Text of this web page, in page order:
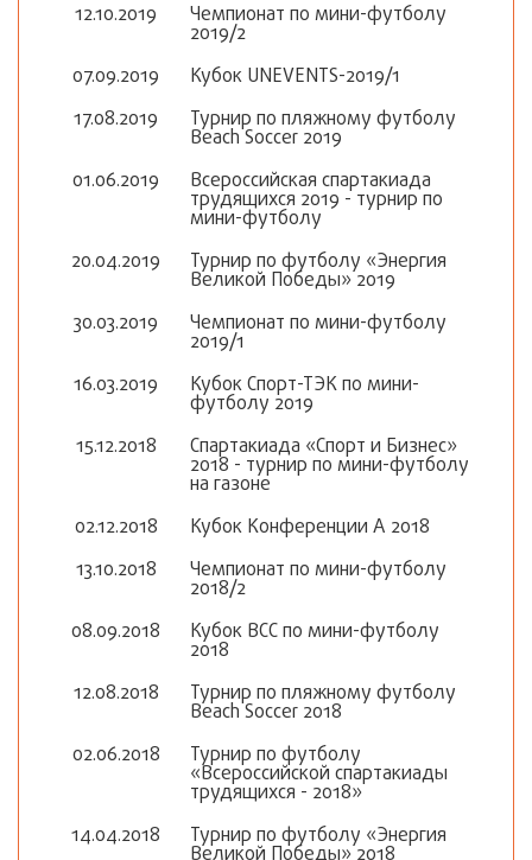
12.10.2019
Чемпионат по мини-футболу
2019/2
07.09.2019
Кубок UNEVENTS-2019/1
17.08.2019
Турнир по пляжному футболу
Beach Soccer 2019
01.06.2019
Всероссийская спартакиада
трудящихся 2019 - турнир по
мини-футболу
20.04.2019
Турнир по футболу «Энергия
Великой Победы» 2019
30.03.2019
Чемпионат по мини-футболу
2019/1
16.03.2019
Кубок Спорт-ТЭК по мини-
футболу 2019
15.12.2018
Спартакиада «Спорт и Бизнес»
2018 - турнир по мини-футболу
на газоне
02.12.2018
Кубок Конференции А 2018
13.10.2018
Чемпионат по мини-футболу
2018/2
08.09.2018
Кубок ВСС по мини-футболу
2018
12.08.2018
Турнир по пляжному футболу
Beach Soccer 2018
02.06.2018
Турнир по футболу
«Всероссийской спартакиады
трудящихся - 2018»
14.04.2018
Турнир по футболу «Энергия